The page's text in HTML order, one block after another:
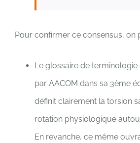
Pour confirmer ce consensus, on
Le glossaire de
par AACOM dans sa 3ème
définit clairement la torsion
rotation physiologique
En revanche, ce même